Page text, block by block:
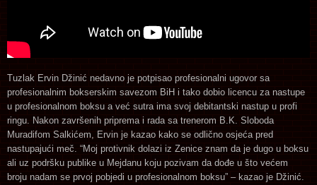
Tuzlak Ervin Džinić nedavno je potpisao profesionalni ugovor sa
profesionalnim bokserskim savezom BiH i tako dobio licencu za nastupe
u profesionalnom boksu a već sutra ima svoj debitantski nastup u profi
ringu. Nakon završenih priprema i rada sa trenerom B.K. Sloboda
Muradifom Salkićem, Ervin je kazao kako se odlično osjeća pred
nastupajući meč. “Moj protivnik dolazi iz Zenice znam da je dugo u boksu
ali uz podršku publike u Mejdanu koju pozivam da dođe u što većem
broju nadam se prvoj pobjedi u profesionalnom boksu” – kazao je Džinić.